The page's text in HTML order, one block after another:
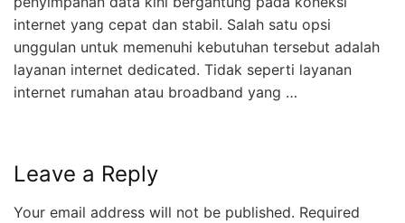
internet yang cepat dan stabil. Salah satu opsi
unggulan untuk memenuhi kebutuhan tersebut adalah
layanan internet dedicated. Tidak seperti layanan
internet rumahan atau broadband yang …
Leave a Reply
Your email address will not be published. Required